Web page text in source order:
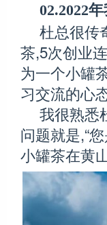
02.2022
杜总很传
茶,5次创业
为一个小罐
习交流的心
我很熟悉
问题就是,“
小罐茶在黄